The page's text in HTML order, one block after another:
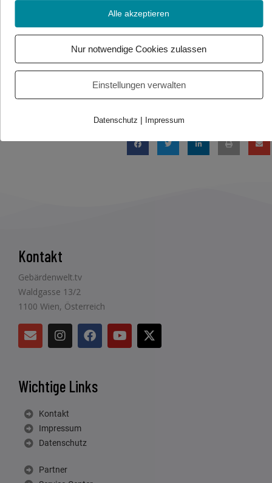
diese:https://www.gebaerdenwelt.tv/geki/poesie/
Foto/Video Credits: Bilder: Adobe Canva / Video Credits: GeKi
Beitrag teilen
Kontakt
Gebärdenwelt.tv
Waldgasse 13/2
1100 Wien, Österreich
Wichtige Links
Kontakt
Impressum
Datenschutz
Partner
Alle akzeptieren
Nur notwendige Cookies zulassen
Einstellungen verwalten
Datenschutz | Impressum